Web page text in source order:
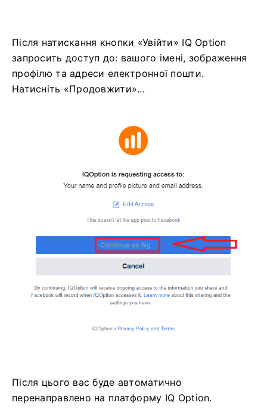
Після натискання кнопки «Увійти» IQ Option
запросить доступ до: вашого імені, зображення
профілю та адреси електронної пошти.
Натисніть «Продовжити»...
Після цього вас буде автоматично
перенаправлено на платформу IQ Option.